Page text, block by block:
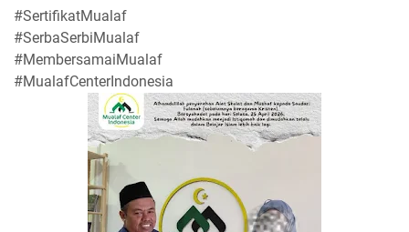
#SertifikatMualaf
#SerbaSerbiMualaf
#MembersamaiMualaf
#MualafCenterIndonesia